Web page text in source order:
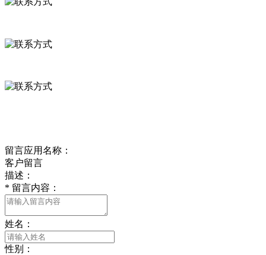
留言应用名称：
客户留言
描述：
* 留言内容：
姓名：
性别：